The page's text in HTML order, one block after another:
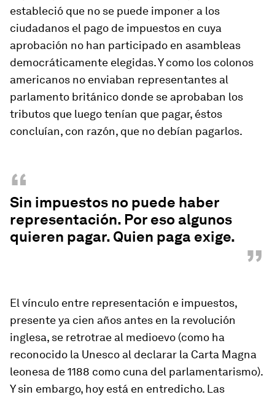
estableció que no se puede imponer a los
ciudadanos el pago de impuestos en cuya
aprobación no han participado en asambleas
democráticamente elegidas. Y como los colonos
americanos no enviaban representantes al
parlamento británico donde se aprobaban los
tributos que luego tenían que pagar, éstos
concluían, con razón, que no debían pagarlos.
“
Sin impuestos no puede haber
representación. Por eso algunos
quieren pagar. Quien paga exige.
”
El vínculo entre representación e impuestos,
presente ya cien años antes en la revolución
inglesa, se retrotrae al medioevo (como ha
reconocido la Unesco al declarar la Carta Magna
leonesa de 1188 como cuna del parlamentarismo).
Y sin embargo, hoy está en entredicho. Las